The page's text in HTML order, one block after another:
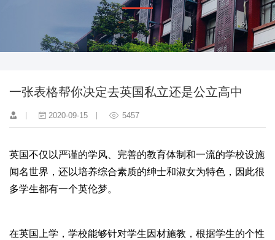
一张表格帮你决定去英国私立还是公立高中
2020-09-15 5457
英国不仅以严谨的学风、完善的教育体制和一流的学校设施
闻名世界，还以培养综合素质的绅士和淑女为特色，因此很
多学生都有一个英伦梦。
在英国上学，学校能够针对学生因材施教，根据学生的个性